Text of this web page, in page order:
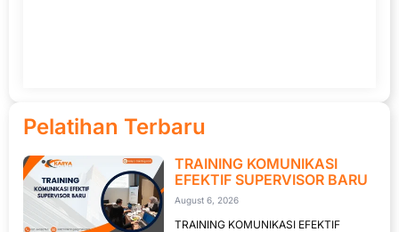
Pelatihan Terbaru
TRAINING KOMUNIKASI
EFEKTIF SUPERVISOR BARU
August 6, 2026
TRAINING KOMUNIKASI EFEKTIF